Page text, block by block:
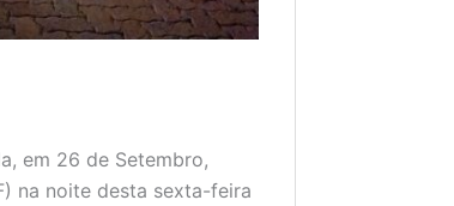
em 26 de Setembro,
na noite desta sexta-feira